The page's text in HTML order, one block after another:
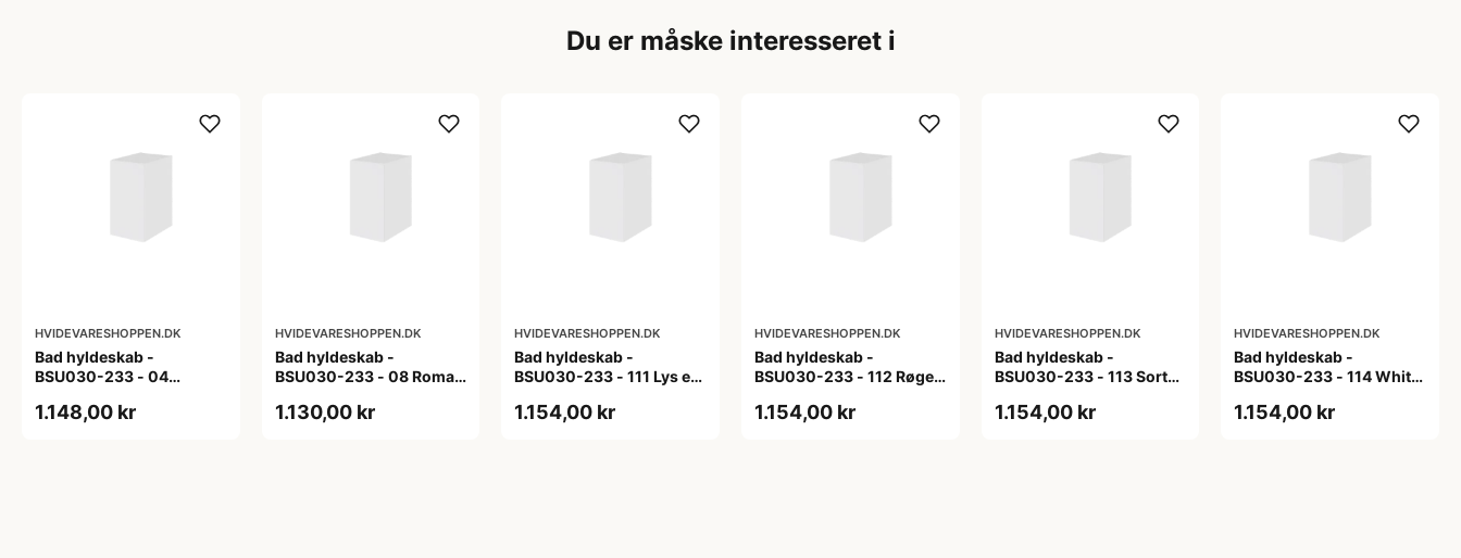
Du er måske interesseret i
HVIDEVARESHOPPEN.DK
Bad hyldeskab -
BSU030-233 - 04
1.148,00 kr
HVIDEVARESHOPPEN.DK
Bad hyldeskab -
BSU030-233 - 08 Roma -
1.130,00 kr
HVIDEVARESHOPPEN.DK
Bad hyldeskab -
BSU030-233 - 111 Lys eg
1.154,00 kr
HVIDEVARESHOPPEN.DK
Bad hyldeskab -
BSU030-233 - 112 Røget
1.154,00 kr
HVIDEVARESHOPPEN.DK
Bad hyldeskab -
BSU030-233 - 113 Sort
1.154,00 kr
HVIDEVARESHOPPEN.DK
Bad hyldeskab -
BSU030-233 - 114 White
ABS-kant
1.154,00 kr